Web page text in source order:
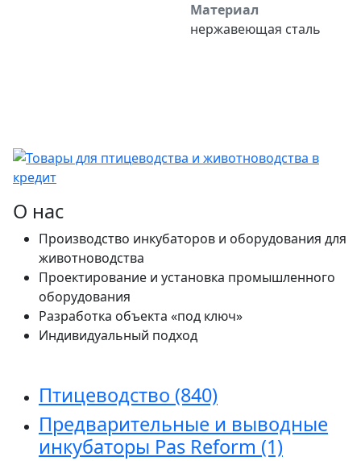
Материал
нержавеющая сталь
О нас
Производство инкубаторов и оборудования для
животноводства
Проектирование и установка промышленного
оборудования
Разработка объекта «под ключ»
Индивидуальный подход
Птицеводство (840)
Предварительные и выводные
инкубаторы Pas Reform (1)